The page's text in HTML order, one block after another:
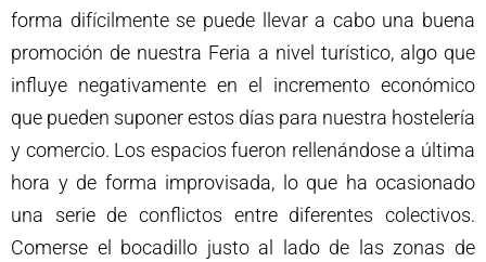
forma difícilmente se puede llevar a cabo una buena
promoción de nuestra Feria a nivel turístico, algo que
influye negativamente en el incremento económico
que pueden suponer estos días para nuestra hostelería
y comercio. Los espacios fueron rellenándose a última
hora y de forma improvisada, lo que ha ocasionado
una serie de conflictos entre diferentes colectivos.
Comerse el bocadillo justo al lado de las zonas de